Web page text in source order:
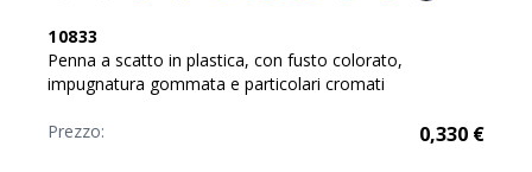
10833
Penna a scatto in plastica, con fusto colorato,
impugnatura gommata e particolari cromati
Prezzo: 0,330 €